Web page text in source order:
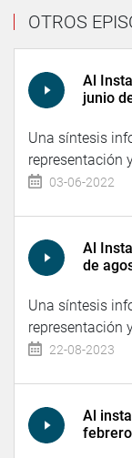
OTROS
Al
junio
Una síntesis
representación
03-06-2022
Al
de
Una síntesis
representación
22-08-2023
Al